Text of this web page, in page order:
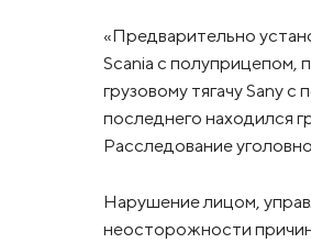
«Предварительно
Scania с полуприцепом,
грузовому тягачу Sany
последнего находился
Расследование
Нарушение лицом,
неосторожности